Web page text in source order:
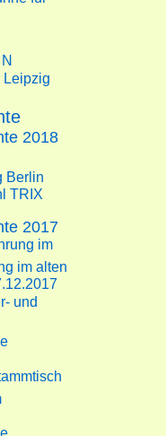
Leipzig
2018
Berlin
TRIX
2017
im
im alten
und